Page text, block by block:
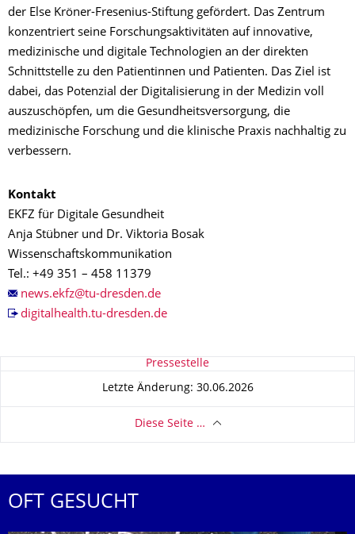
der Else Kröner-Fresenius-Stiftung gefördert. Das Zentrum
konzentriert seine Forschungsaktivitäten auf innovative,
medizinische und digitale Technologien an der direkten
Schnittstelle zu den Patientinnen und Patienten. Das Ziel ist
dabei, das Potenzial der Digitalisierung in der Medizin voll
auszuschöpfen, um die Gesundheitsversorgung, die
medizinische Forschung und die klinische Praxis nachhaltig zu
verbessern.
Kontakt
EKFZ für Digitale Gesundheit
Anja Stübner und Dr. Viktoria Bosak
Wissenschaftskommunikation
Tel.: +49 351 – 458 11379
digitalhealth.tu-dresden.de
Zu dieser Seite Pressestelle
Letzte Änderung: 30.06.2026
Diese Seite …
OFT GESUCHT